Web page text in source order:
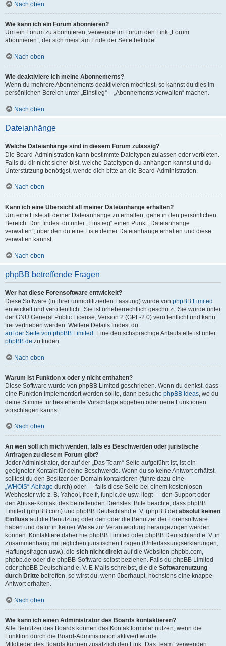
Nach oben
Wie kann ich ein Forum abonnieren?
Um ein Forum zu abonnieren, verwende im Forum den Link „Forum
abonnieren“, der sich meist am Ende der Seite befindet.
Nach oben
Wie deaktiviere ich meine Abonnements?
Wenn du mehrere Abonnements deaktivieren möchtest, so kannst du dies im
persönlichen Bereich unter „Einstieg“ – „Abonnements verwalten“ machen.
Nach oben
Dateianhänge
Welche Dateianhänge sind in diesem Forum zulässig?
Die Board-Administration kann bestimmte Dateitypen zulassen oder verbieten.
Falls du dir nicht sicher bist, welche Dateitypen du anhängen kannst und du
Unterstützung benötigst, wende dich bitte an die Board-Administration.
Nach oben
Kann ich eine Übersicht all meiner Dateianhänge erhalten?
Um eine Liste all deiner Dateianhänge zu erhalten, gehe in den persönlichen
Bereich. Dort findest du unter „Einstieg“ einen Punkt „Dateianhänge
verwalten“, über den du eine Liste deiner Dateianhänge erhalten und diese
verwalten kannst.
Nach oben
phpBB betreffende Fragen
Wer hat diese Forensoftware entwickelt?
Diese Software (in ihrer unmodifizierten Fassung) wurde von phpBB Limited
entwickelt und veröffentlicht. Sie ist urheberrechtlich geschützt. Sie wurde unter
der GNU General Public License, Version 2 (GPL-2.0) veröffentlicht und kann
frei vertrieben werden. Weitere Details findest du
auf der Seite von phpBB Limited . Eine deutschsprachige Anlaufstelle ist unter
phpBB.de zu finden.
Nach oben
Warum ist Funktion x oder y nicht enthalten?
Diese Software wurde von phpBB Limited geschrieben. Wenn du denkst, dass
eine Funktion implementiert werden sollte, dann besuche phpBB Ideas, wo du
deine Stimme für bestehende Vorschläge abgeben oder neue Funktionen
vorschlagen kannst.
Nach oben
An wen soll ich mich wenden, falls es Beschwerden oder juristische
Anfragen zu diesem Forum gibt?
Jeder Administrator, der auf der „Das Team“-Seite aufgeführt ist, ist ein
geeigneter Kontakt für deine Beschwerde. Wenn du so keine Antwort erhältst,
solltest du den Besitzer der Domain kontaktieren (führe dazu eine
„WHOIS“-Abfrage durch) oder — falls diese Seite bei einem kostenlosen
Webhoster wie z. B. Yahoo!, free.fr, funpic.de usw. liegt — den Support oder
den Abuse-Kontakt des betreffenden Dienstes. Bitte beachte, dass phpBB
Limited (phpBB.com) und phpBB Deutschland e. V. (phpBB.de) absolut keinen
Einfluss auf die Benutzung oder den oder die Benutzer der Forensoftware
haben und dafür in keiner Weise zur Verantwortung herangezogen werden
können. Kontaktiere daher nie phpBB Limited oder phpBB Deutschland e. V. in
Zusammenhang mit jeglichen juristischen Fragen (Unterlassungserklärungen,
Haftungsfragen usw.), die sich nicht direkt auf die Websiten phpbb.com,
phpbb.de oder die phpBB-Software selbst beziehen. Falls du phpBB Limited
oder phpBB Deutschland e. V. E-Mails schreibst, die die Softwarenutzung
durch Dritte betreffen, so wirst du, wenn überhaupt, höchstens eine knappe
Antwort erhalten.
Nach oben
Wie kann ich einen Administrator des Boards kontaktieren?
Alle Benutzer des Boards können das Kontaktformular nutzen, wenn die
Funktion durch die Board-Administration aktiviert wurde.
Mitglieder des Boards können zusätzlich den Link „Das Team“ verwenden.